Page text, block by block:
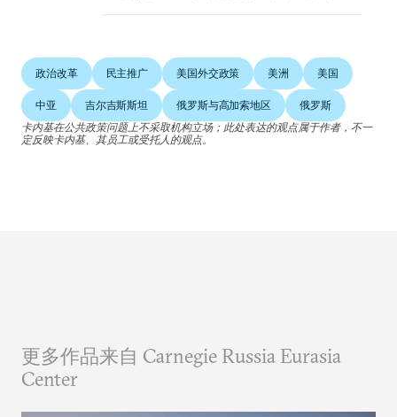
政治改革 民主推广 美国外交政策 美洲 美国
中亚 吉尔吉斯斯坦 俄罗斯与高加索地区
俄罗斯
卡内基在公共政策问题上不采取机构立场；此处表达的观点属于作者，不一
定反映卡内基、其员工或受托人的观点。
更多作品来自 Carnegie Russia Eurasia
Center